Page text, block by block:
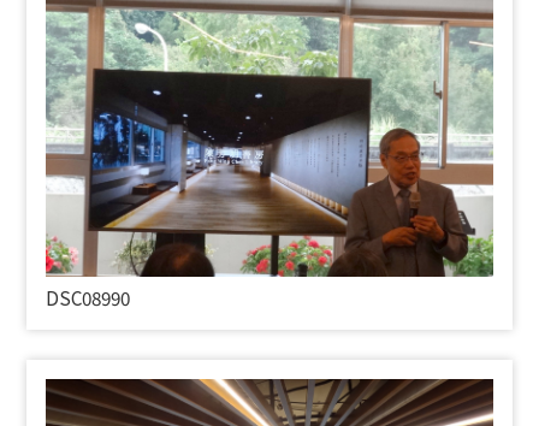
DSC08990